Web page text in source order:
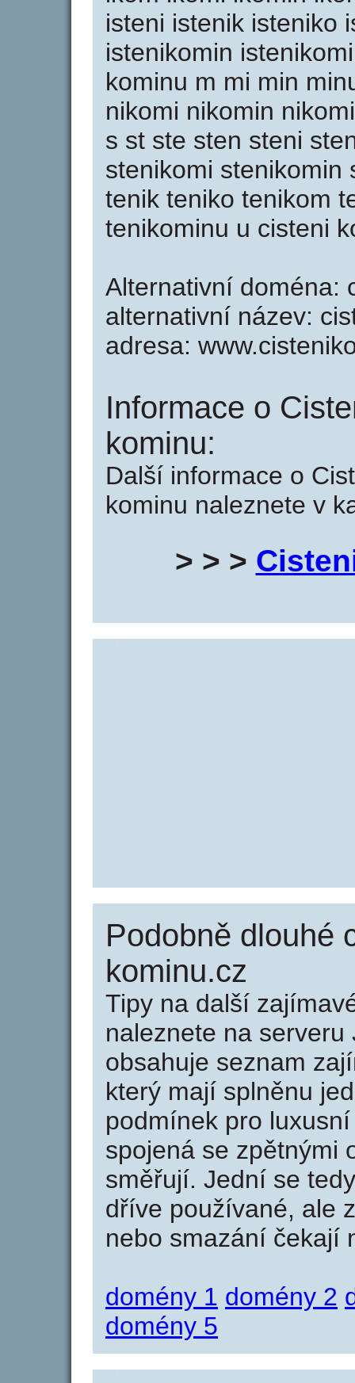
isteni istenik isteniko
istenikomin
kominu m mi min
nikomi nikomin
s st ste sten steni
stenikomi stenikomin
tenik teniko tenikom
tenikominu u cisteni
Alternativní doména:
alternativní název:
adresa:
Informace o
kominu:
Další informace o
kominu naleznete v
> > >
Podobně dlouhé
kominu.cz
Tipy na další
naleznete na serveru
obsahuje seznam
který mají splněnu
podmínek pro
spojená se zpětnými
směřují. Jední se
dříve používané, ale
nebo smazání čekají
domény 1 domény 2
domény 5